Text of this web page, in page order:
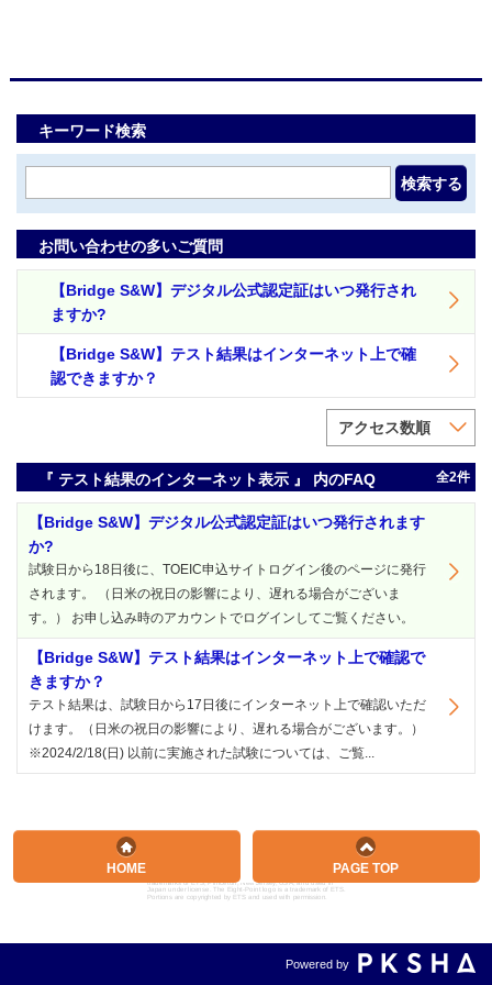
キーワード検索
検索する
お問い合わせの多いご質問
【Bridge S&W】デジタル公式認定証はいつ発行され
ますか?
【Bridge S&W】テスト結果はインターネット上で確
認できますか？
アクセス数順
『 テスト結果のインターネット表示 』 内のFAQ 全2件
【Bridge S&W】デジタル公式認定証はいつ発行されます
か?
試験日から18日後に、TOEIC申込サイトログイン後のページに発行
されます。 （日米の祝日の影響により、遅れる場合がございま
す。） お申し込み時のアカウントでログインしてご覧ください。
【Bridge S&W】テスト結果はインターネット上で確認で
きますか？
テスト結果は、試験日から17日後にインターネット上で確認いただ
けます。（日米の祝日の影響により、遅れる場合がございます。）
※2024/2/18(日) 以前に実施された試験については、ご覧...
trademarks of ETS, Princeton, New Jersey, USA, and used in
Japan under license. The Eight-Point logo is a trademark of ETS.
Portions are copyrighted by ETS and used with permission.
Powered by
HOME PAGE TOP